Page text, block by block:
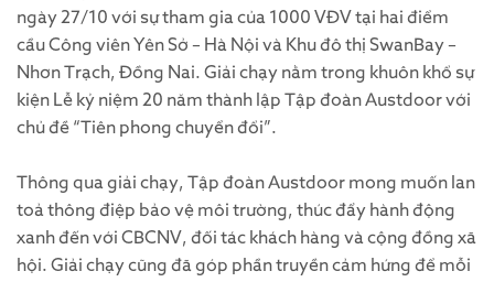
ngày 27/10 với sự tham gia của 1000 VĐV tại hai điểm
cầu Công viên Yên Sở – Hà Nội và Khu đô thị SwanBay –
Nhơn Trạch, Đồng Nai. Giải chạy nằm trong khuôn khổ sự
kiện Lễ kỷ niệm 20 năm thành lập Tập đoàn Austdoor với
chủ đề “Tiên phong chuyển đổi”.
Thông qua giải chạy, Tập đoàn Austdoor mong muốn lan
toả thông điệp bảo vệ môi trường, thúc đẩy hành động
xanh đến với CBCNV, đối tác khách hàng và cộng đồng xã
hội. Giải chạy cũng đã góp phần truyền cảm hứng để mỗi